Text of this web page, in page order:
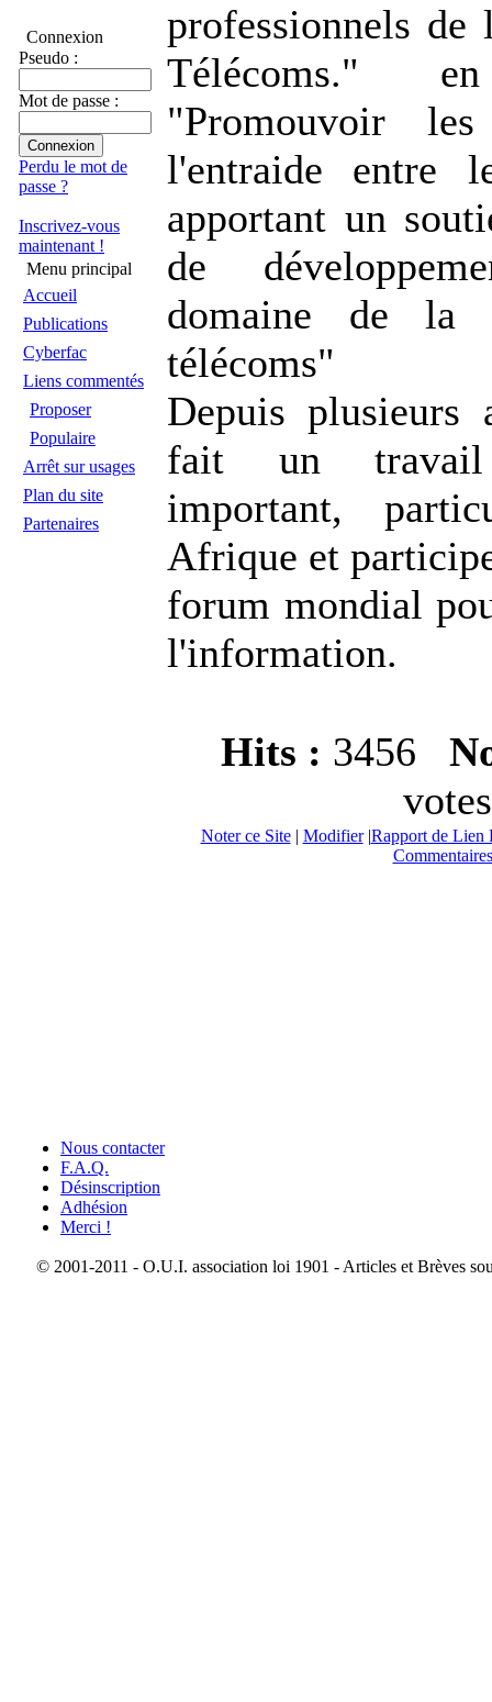
Connexion
Pseudo :
Mot de passe :
Perdu le mot de
passe ?
Inscrivez-vous
maintenant !
Menu principal
Accueil
Publications
Cyberfac
Liens commentés
Proposer
Populaire
Arrêt sur usages
Plan du site
Partenaires
professionnels de
Télécoms."
"Promouvoir
l'entraide entre
apportant un
de
domaine de la
télécoms"
Depuis plusieurs
fait un
important,
Afrique et
forum mondial
l'information.
Hits : 3456
Noter ce Site| Modifier|Rapport de Lien
Nous contacter
F.A.Q.
Désinscription
Adhésion
Merci !
© 2001-2011 - O.U.I. association loi 1901 - Articles et Brèves